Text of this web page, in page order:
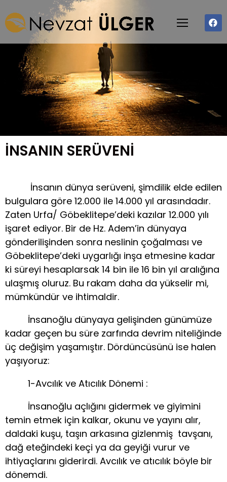
İNSANIN SERÜVENİ
İnsanın dünya serüveni, şimdilik elde edilen
bulgulara göre 12.000 ile 14.000 yıl arasındadır.
Zaten Urfa/ Göbeklitepe’deki kazılar 12.000 yılı
işaret ediyor. Bir de Hz. Adem’in dünyaya
gönderilişinden sonra neslinin çoğalması ve
Göbeklitepe’deki uygarlığı inşa etmesine kadar
ki süreyi hesaplarsak 14 bin ile 16 bin yıl aralığına
ulaşmış oluruz. Bu rakam daha da yükselir mi,
mümkündür ve ihtimaldir.
İnsanoğlu dünyaya gelişinden günümüze
kadar geçen bu süre zarfında devrim niteliğinde
üç değişim yaşamıştır. Dördüncüsünü ise halen
yaşıyoruz:
1-Avcılık ve Atıcılık Dönemi :
İnsanoğlu açlığını gidermek ve giyimini
temin etmek için kalkar, okunu ve yayını alır,
daldaki kuşu, taşın arkasına gizlenmiş tavşanı,
dağ eteğindeki keçi ya da geyiği vurur ve
ihtiyaçlarını giderirdi. Avcılık ve atıcılık böyle bir
dönemdi.